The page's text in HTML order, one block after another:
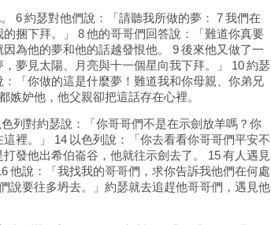
6 約瑟對他們說：「請聽我所做的夢： 7 我們在
捆下拜。」 8 他的哥哥們回答說：「難道你真要
為他的夢和他的話越發恨他。 9 後來他又做了一
夢見太陽、月亮與十一個星向我下拜。」 10 約瑟
「你做的這是什麼夢！難道我和你母親、你弟兄
嫉妒他，他父親卻把這話存在心裡。
列對約瑟說：「你哥哥們不是在示劍放羊嗎？你
裡。」 14 以色列說：「你去看看你哥哥們平安不
發他出希伯崙谷，他就往示劍去了。 15 有人遇見
他說：「我找我的哥哥們，求你告訴我他們在何處
說要往多坍去。」約瑟就去追趕他哥哥們，遇見他